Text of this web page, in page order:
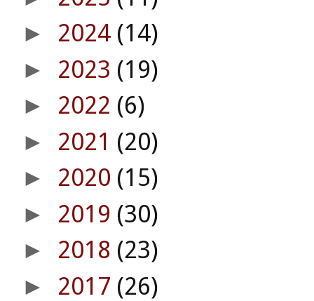
► 2024 (14)
► 2023 (19)
► 2022 (6)
► 2021 (20)
► 2020 (15)
► 2019 (30)
► 2018 (23)
► 2017 (26)